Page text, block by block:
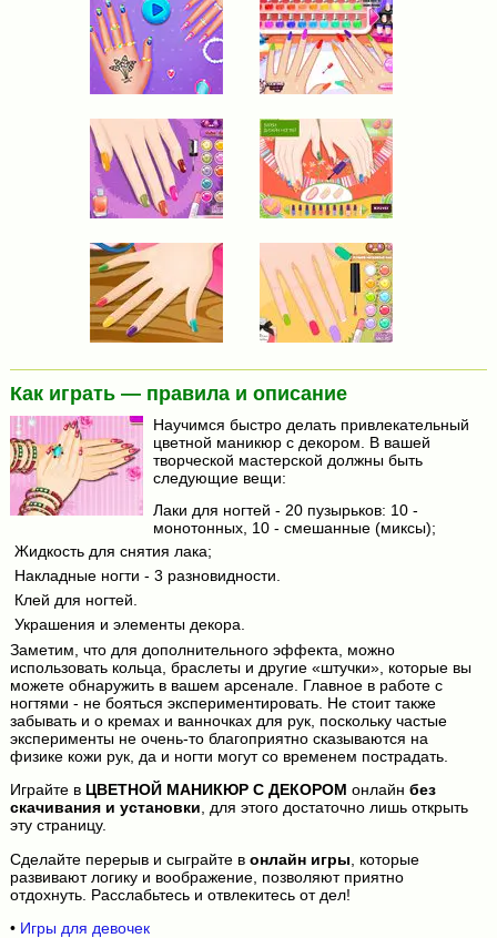
Как играть — правила и описание
Научимся быстро делать привлекательный
цветной маникюр с декором. В вашей
творческой мастерской должны быть
следующие вещи:
Лаки для ногтей - 20 пузырьков: 10 -
монотонных, 10 - смешанные (миксы);
Жидкость для снятия лака;
Накладные ногти - 3 разновидности.
Клей для ногтей.
Украшения и элементы декора.
Заметим, что для дополнительного эффекта, можно
использовать кольца, браслеты и другие «штучки», которые вы
можете обнаружить в вашем арсенале. Главное в работе с
ногтями - не бояться экспериментировать. Не стоит также
забывать и о кремах и ванночках для рук, поскольку частые
эксперименты не очень-то благоприятно сказываются на
физике кожи рук, да и ногти могут со временем пострадать.
Играйте в ЦВЕТНОЙ МАНИКЮР С ДЕКОРОМ онлайн без
скачивания и установки, для этого достаточно лишь открыть
эту страницу.
Сделайте перерыв и сыграйте в онлайн игры , которые
развивают логику и воображение, позволяют приятно
отдохнуть. Расслабьтесь и отвлекитесь от дел!
• Игры для девочек